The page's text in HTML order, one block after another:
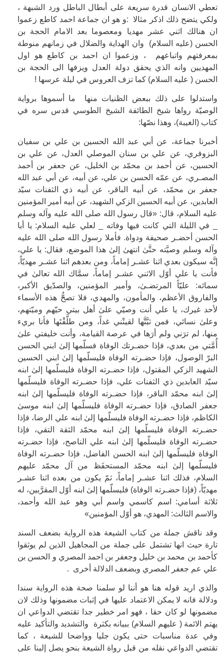
تعطي الانسان قدرة سريعة على أبطال الباطل ورد الشبهة ،
ولكي يتضح ذلك اذكر مثالا :و هو ان جماعة احمد كاطع زعموا
ان هنالك اثني عشر مهديا ومعصوما بعد الامام الحجة بن
الحسن (عليه السلام) وان الهداية والضلال في زمانهم منوطة
بمعرفتهم واتباعهم ، وزعموا ان احمد بن كاطع هو اول
المهديين وانه الذي يحقق دولة العدل ويزفها الى الحجة بن
الحسن ( عليه السلام) كما تزف العروس في ليلة عرسها !
واستدلوا على ذلك ببعض الظنيات منها ما أسموها برواية
الوصيّة رواها شيخ الطائفة الشيخ الطوسي قدس سره في
كتاب (الغيبة)، وهذا نصّها:
أخبرنا جماعة، عن أبي عبد الله الحسين بن علي بن سفيان
البزوفري، عن علي بن سنان الموصلي العدل، عن علي بن
الحسين، عن أحمد بن محمّد بن الخليل، عن جعفر بن أحمد
المصـري، عن عمّه الحسن بن علي، عن أبيه، عن أبي عبد الله
جعفر بن محمّد، عن أبيه الباقر، عن أبيه ذي الثفنات سيّد
العابدين، عن أبيه الحسين الزكي الشهيد، عن أبيه أمير المؤمنين
عليه السلام، قال: «قال رسول الله صلى الله عليه وآله وسلم
_ في الليلة التي كانت فيها وفاته _ لعلي عليه السلام: يا أبا
الحسن أحضـر صحيفة ودواة. فأملا رسول الله صلى الله عليه
وآله وسلم وصيَّته حتَّىٰ انتهىٰ إلىٰ هذا الموضع، فقال: يا علي،
إنَّه سيكون بعدي اثنا عشـر إماماً، ومن بعدهم اثنا عشـر مهديّاً،
فأنت يا علي أوّل الاثني عشـر إماماً، سمَّاك الله تعالىٰ في
سمائه: عليّاً المرتضـىٰ، وأمير المؤمنين، والصدّيق الأكبر،
والفاروق الأعظم، والمأمون، والمهدي، فلا تصحُّ هذه الأسماء
لأحد غيرك، يا علي أنت وصيّي علىٰ أهل بيتي حيّهم وميّتهم،
وعلىٰ نسائي، فمن ثبَّتَّها لقيتْني غداً، ومن طلَّقْتَها فأنا بريء
منها، لم ترَني ولم أرَها في عرصة القيامة، وأنت خليفتي علىٰ
أُمَّتي من بعدي، فإذا حضـرتك الوفاة فسلّمها إلىٰ ابني الحسن
البرّ الوصول، فإذا حضـرته الوفاة فليسلّمها إلىٰ ابني الحسين
الشهيد الزكي المقتول، فإذا حضـرته الوفاة فليسلّمها إلىٰ ابنه
سيّد العابدين ذي الثفنات علي، فإذا حضـرته الوفاة فليسلّمها
إلىٰ ابنه محمّد الباقر، فإذا حضـرته الوفاة فليسلّمها إلىٰ ابنه
جعفر الصادق، فإذا حضـرته الوفاة فليسلّمها إلىٰ ابنه موسىٰ
الكاظم، فإذا حضـرته الوفاة فليسلّمها إلىٰ ابنه علي الرضا، فإذا
حضـرته الوفاة فليسلّمها إلىٰ ابنه محمّد الثقة التقي، فإذا
حضـرته الوفاة فليسلّمها إلىٰ ابنه علي الناصح، فإذا حضـرته
الوفاة فليسلّمها إلىٰ ابنه الحسن الفاضل، فإذا حضـرته الوفاة
فليسلّمها إلىٰ ابنه محمّد المستحفَظ من آل محمّد عليهم
السلام، فذلك اثنا عشـر إماماً، ثمّ يكون من بعده اثنا عشـر
مهديّاً، (فإذا حضـرته الوفاة) فليسلّمها إلىٰ ابنه أوّل المقرَّبين، له
ثلاثة أسامي: اسم كاسمي واسم أبي وهو عبد الله وأحمد،
والاسم الثالث: المهدي، هو أوّل المؤمنين»
وقد ناقش جملة من كتاب الشيعة هذه الرواية بضعف السند
تارة حيث انها تشتمل على جملة من المجاهيل الذين لم يوثقوا
كأحمد بن محمد بن خليل وجعفر بن احمد المصري و الحسن بن
علي عم جعفر المصري وبضعف الدلالة أخرى .
والذي اريد قوله هنا هو أننا لو سلمنا صحة هذه الرواية سندا
ودلالة فانه لا يمكن الاعتماد عليها في إثبات مضمونها وذلك لان
مضمونها لو كان حقا ، فهو امر خطير جدا تقتضي الدواعي ان
يهتم الائمة ( عليهم السلام) ببيانه بكثرة والتشديد والتأكيد عليه
وفي عدة مناسبات حتى يكون جليا وواضحا للشيعة ، كما
تقتضي الدواعي نقله من قبل رواة الشيعة بنحو يصل إلينا على